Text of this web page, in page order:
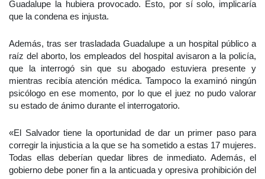
Guadalupe la hubiera provocado. Esto, por sí solo, implicaría
que la condena es injusta.
Además, tras ser trasladada Guadalupe a un hospital público a
raíz del aborto, los empleados del hospital avisaron a la policía,
que la interrogó sin que su abogado estuviera presente y
mientras recibía atención médica. Tampoco la examinó ningún
psicólogo en ese momento, por lo que el juez no pudo valorar
su estado de ánimo durante el interrogatorio.
«El Salvador tiene la oportunidad de dar un primer paso para
corregir la injusticia a la que se ha sometido a estas 17 mujeres.
Todas ellas deberían quedar libres de inmediato. Además, el
gobierno debe poner fin a la anticuada y opresiva prohibición del